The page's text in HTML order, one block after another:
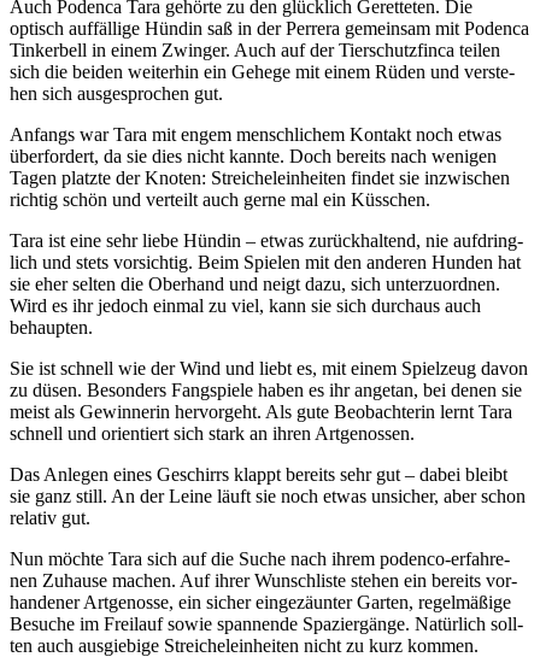
Auch Poden­ca Tara gehör­te zu den glück­lich Geret­te­ten. Die
optisch auf­fäl­li­ge Hün­din saß in der Per­rera gemein­sam mit Poden­ca
Tin­ker­bell in einem Zwin­ger. Auch auf der Tier­schutz­fin­ca tei­len
sich die bei­den wei­ter­hin ein Gehe­ge mit einem Rüden und ver­ste­
hen sich aus­ge­spro­chen gut.
Anfangs war Tara mit engem mensch­li­chem Kon­takt noch etwas
über­for­dert, da sie dies nicht kann­te. Doch bereits nach weni­gen
Tagen platz­te der Kno­ten: Strei­chel­ein­hei­ten fin­det sie inzwi­schen
rich­tig schön und ver­teilt auch ger­ne mal ein Küss­chen.
Tara ist eine sehr lie­be Hün­din – etwas zurück­hal­tend, nie auf­dring­
lich und stets vor­sich­tig. Beim Spie­len mit den ande­ren Hun­den hat
sie eher sel­ten die Ober­hand und neigt dazu, sich unter­zu­ord­nen.
Wird es ihr jedoch ein­mal zu viel, kann sie sich durch­aus auch
behaup­ten.
Sie ist schnell wie der Wind und liebt es, mit einem Spiel­zeug davon
zu düsen. Beson­ders Fang­spie­le haben es ihr ange­tan, bei denen sie
meist als Gewin­ne­rin her­vor­geht. Als gute Beob­ach­te­rin lernt Tara
schnell und ori­en­tiert sich stark an ihren Art­ge­nos­sen.
Das Anle­gen eines Geschirrs klappt bereits sehr gut – dabei bleibt
sie ganz still. An der Lei­ne läuft sie noch etwas unsi­cher, aber schon
rela­tiv gut.
Nun möch­te Tara sich auf die Suche nach ihrem poden­co-erfah­re­
nen Zuhau­se machen. Auf ihrer Wunsch­lis­te ste­hen ein bereits vor­
han­de­ner Art­ge­nos­se, ein sicher ein­ge­zäun­ter Gar­ten, regel­mä­ßi­ge
Besu­che im Frei­lauf sowie span­nen­de Spa­zier­gän­ge. Natür­lich soll­
ten auch aus­gie­bi­ge Strei­chel­ein­hei­ten nicht zu kurz kom­men.